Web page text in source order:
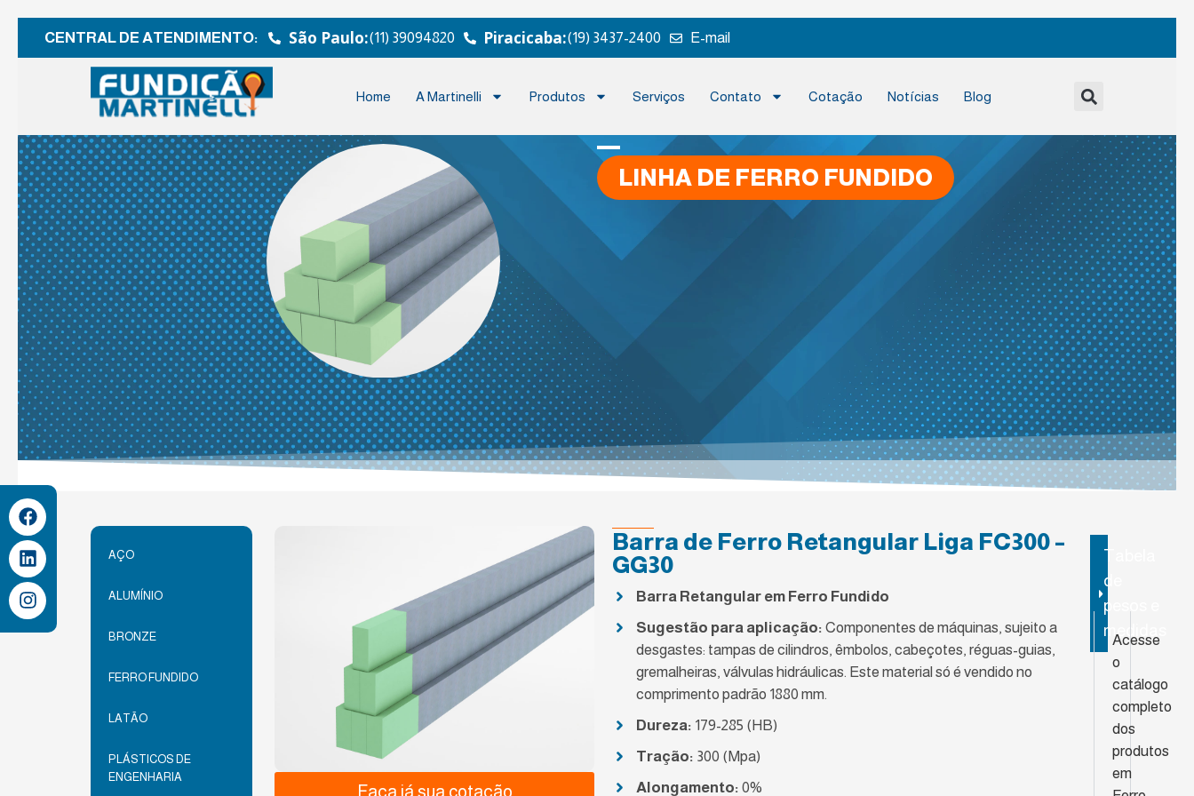
CENTRAL DE ATENDIMENTO: São Paulo:(11) 39094820 Piracicaba:(19) 3437-2400 E-mail
Home A Martinelli Produtos Serviços Contato Cotação Notícias Blog
LINHA DE FERRO FUNDIDO
AÇO
ALUMÍNIO
BRONZE
FERRO FUNDIDO
LATÃO
PLÁSTICOS DE
ENGENHARIA
Faça já sua cotação
Barra de Ferro Retangular Liga FC300 –
GG30
Barra Retangular em Ferro Fundido
Sugestão para aplicação: Componentes de máquinas, sujeito a
desgastes: tampas de cilindros, êmbolos, cabeçotes, réguas-guias,
gremalheiras, válvulas hidráulicas. Este material só é vendido no
comprimento padrão 1880 mm.
Dureza: 179-285 (HB)
Tração: 300 (Mpa)
Alongamento: 0%
Tabela
de
pesos e
medidas
Acesse
o
catálogo
completo
dos
produtos
em